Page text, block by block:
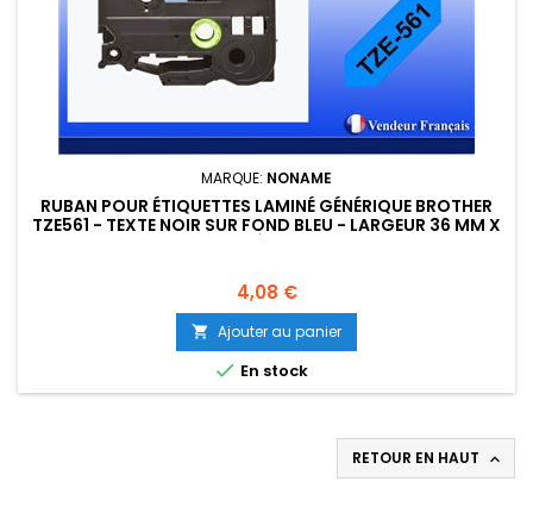
MARQUE: NONAME
RUBAN POUR ÉTIQUETTES LAMINÉ GÉNÉRIQUE BROTHER
TZE561 - TEXTE NOIR SUR FOND BLEU - LARGEUR 36 MM X
Prix
4,08 €
 Ajouter au panier
 En stock
RETOUR EN HAUT 